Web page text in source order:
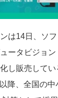
は14日、ソ
ータビジョ
し販売して
降、全国の